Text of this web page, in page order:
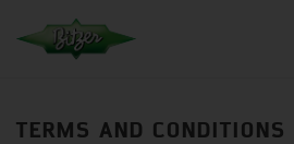
TERMS AND CONDITIONS